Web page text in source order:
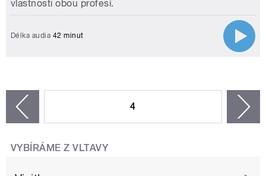
vlastnosti obou profesí.
Délka audia 42 minut
4
VYBÍRÁME Z VLTAVY